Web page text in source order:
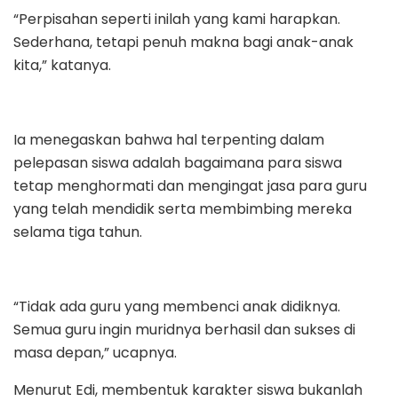
“Perpisahan seperti inilah yang kami harapkan.
Sederhana, tetapi penuh makna bagi anak-anak
kita,” katanya.
Ia menegaskan bahwa hal terpenting dalam
pelepasan siswa adalah bagaimana para siswa
tetap menghormati dan mengingat jasa para guru
yang telah mendidik serta membimbing mereka
selama tiga tahun.
“Tidak ada guru yang membenci anak didiknya.
Semua guru ingin muridnya berhasil dan sukses di
masa depan,” ucapnya.
Menurut Edi, membentuk karakter siswa bukanlah